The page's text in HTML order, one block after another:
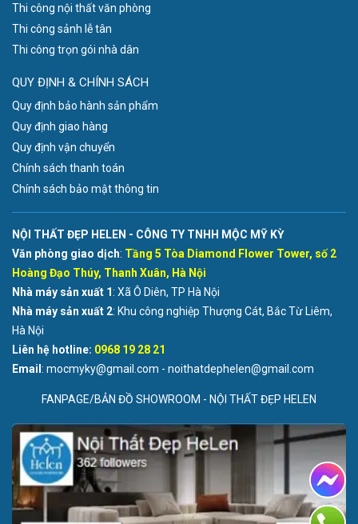
Thi công nội thất văn phòng
Thi công sảnh lễ tân
Thi công trọn gói nhà dân
QUY ĐỊNH & CHÍNH SÁCH
Quy định bảo hành sản phẩm
Quy định giao hàng
Quy định vận chuyển
Chính sách thanh toán
Chính sách bảo mật thông tin
NỘI THẤT ĐẸP HELEN - CÔNG TY TNHH MỘC MỸ KỲ
Văn phòng giao dịch: Tầng 5 Tòa Diamond Flower Tower, số 2
Hoàng Đạo Thúy, Thanh Xuân, Hà Nội
Nhà máy sản xuất 1: Xã Ô Diên, TP Hà Nội
Nhà máy sản xuất 2: Khu công nghiệp Thượng Cát, Bắc Từ Liêm,
Hà Nội
Liên hệ hotline: 0968 19 28 21
Email: mocmyky@gmail.com - noithatdephelen@gmail.com
FANPAGE/BẢN ĐỒ SHOWROOM - NỘI THẤT ĐẸP HELEN